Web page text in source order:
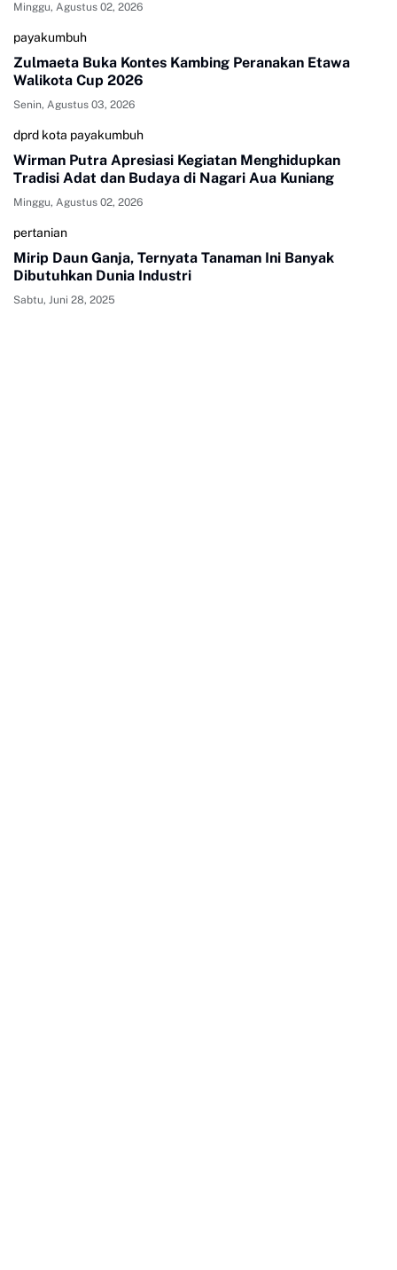
Minggu, Agustus 02, 2026
payakumbuh
Zulmaeta Buka Kontes Kambing Peranakan Etawa
Walikota Cup 2026
Senin, Agustus 03, 2026
dprd kota payakumbuh
Wirman Putra Apresiasi Kegiatan Menghidupkan
Tradisi Adat dan Budaya di Nagari Aua Kuniang
Minggu, Agustus 02, 2026
pertanian
Mirip Daun Ganja, Ternyata Tanaman Ini Banyak
Dibutuhkan Dunia Industri
Sabtu, Juni 28, 2025